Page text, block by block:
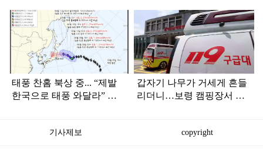
탑
라
인
태풍 찬홈 북상 중... “제발
한국으로 태풍 와달라” 말
갑자기 나무가 거세게 흔들
리더니…보령 캠핑장서 일
기사제보 copyright